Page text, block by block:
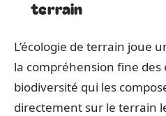
terrain
L’écologie de terrain joue
la compréhension fine des
biodiversité qui les
directement sur le terrain